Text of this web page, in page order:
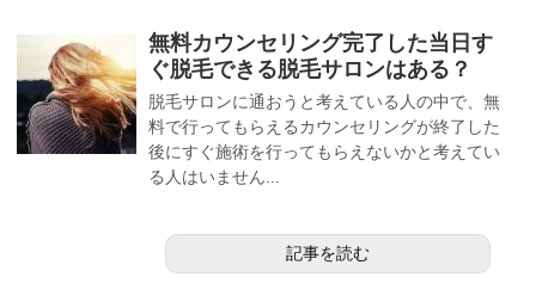
無料カウンセリング完了した当日す
ぐ脱毛できる脱毛サロンはある？
脱毛サロンに通おうと考えている人の中で、無
料で行ってもらえるカウンセリングが終了した
後にすぐ施術を行ってもらえないかと考えてい
る人はいません...
記事を読む